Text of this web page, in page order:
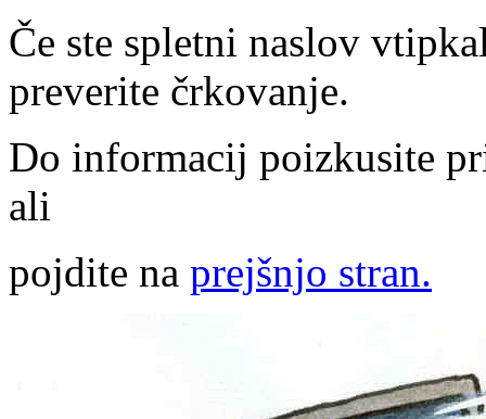
Če ste spletni naslov
preverite črkovanje.
Do informacij poizkusite
ali
pojdite na prejšnjo stran.